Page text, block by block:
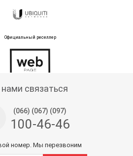
Официальный реселлер
нами связаться
(066) (067) (097)
100-46-46
номер. Мы перезвоним